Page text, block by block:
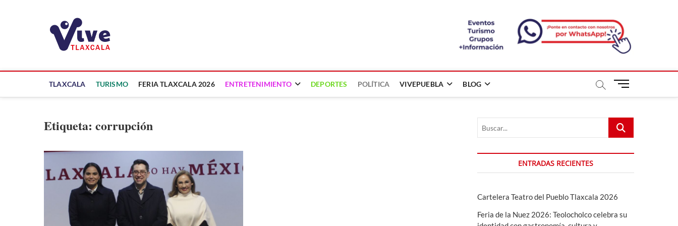
TLAXCALA TURISMO FERIA TLAXCALA 2026 ENTRETENIMIENTO DEPORTES POLÍTICA VIVEPUEBLA BLOG
B
ó
n
d
e
Etiqueta: corrupción Buscar...
ENTRADAS RECIENTES
Cartelera Teatro del Pueblo Tlaxcala 2026
Feria de la Nuez 2026: Teolocholco celebra su